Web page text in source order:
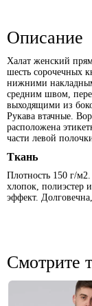
Описание
Халат женский
шесть сорочечных
нижними
средним швом,
выходящими из
Рукава втачные.
расположена
части левой
Ткань
Плотность 150 г/
хлопок, полиэстер
эффект.
Смотрите